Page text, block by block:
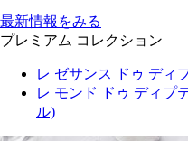
最新情報をみる
プレミアム コレクション
レ ゼサンス ドゥ ディ
レ モンド ドゥ ディプ
ル)